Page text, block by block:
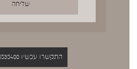
התקשרו עכשיו 052-5535400